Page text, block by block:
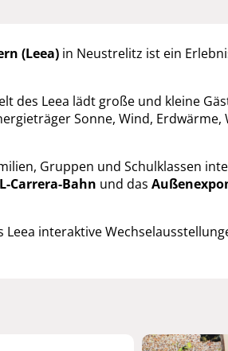
(Leea) in Neustrelitz ist ein
des Leea lädt große und kleine
Sonne, Wind, Erdwärme,
Gruppen und Schulklassen
Carrera-Bahn und das
interaktive